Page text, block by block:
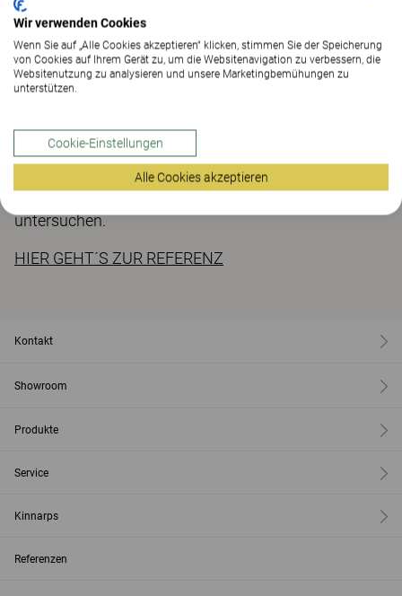
Formen des Arbeitens richtig umsetzen und finden
viele verschiedene Orte der Begegnung.
Das Ziel, der attraktivste Arbeitsplatz und
Als das IT-Beratungsunternehmen Kontract in neue
Büros umziehen sollte, nutzte es die
Arbeitsplatzanalyse Next Office® von Kinnarps, um
die Anforderungen und Möglichkeiten gründlich zu
untersuchen.
HIER GEHT´S ZUR REFERENZ
Kontakt
Showroom
Produkte
Service
Kinnarps
Referenzen
Wir verwenden Cookies
Wenn Sie auf „Alle Cookies akzeptieren“ klicken, stimmen Sie der Speicherung
von Cookies auf Ihrem Gerät zu, um die Websitenavigation zu verbessern, die
Websitenutzung zu analysieren und unsere Marketingbemühungen zu
unterstützen.
Cookie-Einstellungen
Alle Cookies akzeptieren